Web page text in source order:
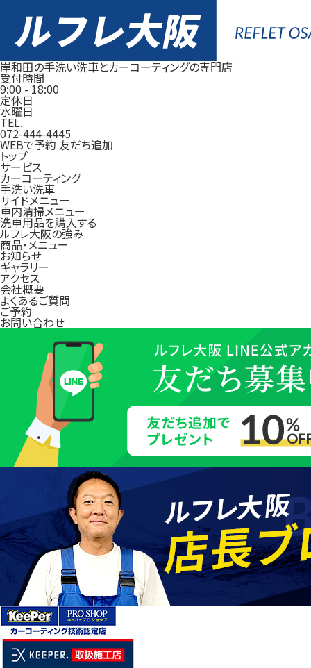
岸和田の手洗い洗車とカーコーティングの専門店
受付時間
9:00 -18:00
定休日
水曜日
TEL.
072-444-4445
WEBで予約 友だち追加
トップ
サービス
カーコーティング
手洗い洗車
サイドメニュー
車内清掃メニュー
洗車用品を購入する
ルフレ大阪の強み
商品・メニュー
お知らせ
ギャラリー
アクセス
会社概要
よくあるご質問
ご予約
お問い合わせ